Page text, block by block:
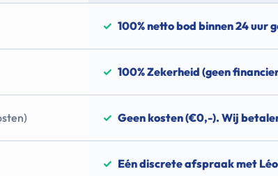
✓ 100% netto bod binnen 24 uur
✓ 100% Zekerheid (geen
✓ Geen kosten (€0,-). Wij
✓ Eén discrete afspraak met